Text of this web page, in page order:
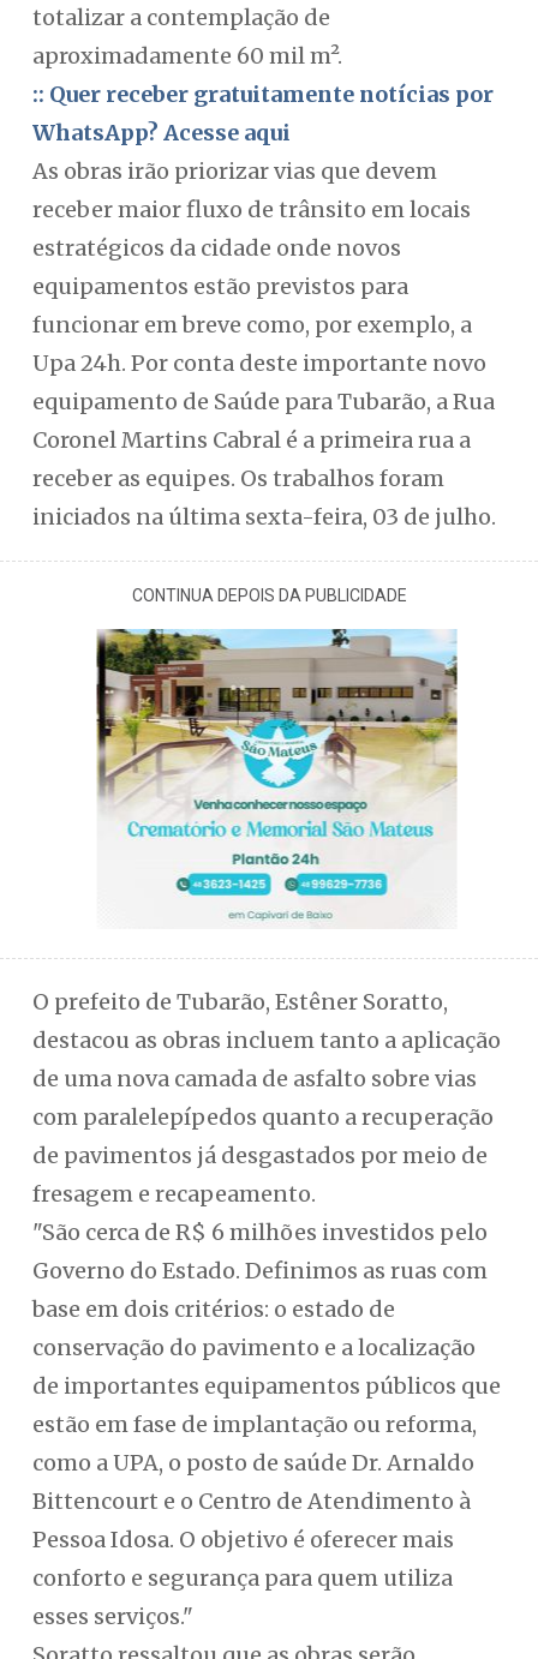
totalizar a contemplação de
aproximadamente 60 mil m².
:: Quer receber gratuitamente notícias por
WhatsApp? Acesse aqui
As obras irão priorizar vias que devem
receber maior fluxo de trânsito em locais
estratégicos da cidade onde novos
equipamentos estão previstos para
funcionar em breve como, por exemplo, a
Upa 24h. Por conta deste importante novo
equipamento de Saúde para Tubarão, a Rua
Coronel Martins Cabral é a primeira rua a
receber as equipes. Os trabalhos foram
iniciados na última sexta-feira, 03 de julho.
CONTINUA DEPOIS DA PUBLICIDADE
O prefeito de Tubarão, Estêner Soratto,
destacou as obras incluem tanto a aplicação
de uma nova camada de asfalto sobre vias
com paralelepípedos quanto a recuperação
de pavimentos já desgastados por meio de
fresagem e recapeamento.
"São cerca de R$ 6 milhões investidos pelo
Governo do Estado. Definimos as ruas com
base em dois critérios: o estado de
conservação do pavimento e a localização
de importantes equipamentos públicos que
estão em fase de implantação ou reforma,
como a UPA, o posto de saúde Dr. Arnaldo
Bittencourt e o Centro de Atendimento à
Pessoa Idosa. O objetivo é oferecer mais
conforto e segurança para quem utiliza
esses serviços."